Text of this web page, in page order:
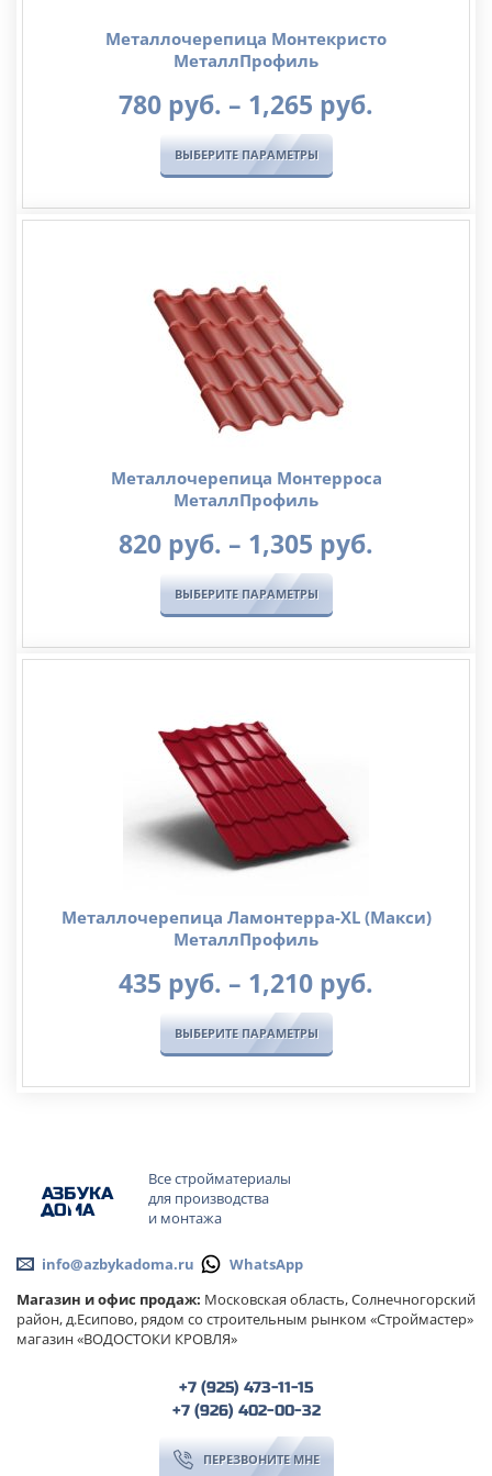
Металлочерепица Монтекристо
МеталлПрофиль
780 руб. – 1,265 руб.
–
ВЫБЕРИТЕ ПАРАМЕТРЫ
Металлочерепица Монтерроса
МеталлПрофиль
820 руб. – 1,305 руб.
–
ВЫБЕРИТЕ ПАРАМЕТРЫ
Металлочерепица Ламонтерра-XL (Макси)
МеталлПрофиль
435 руб. – 1,210 руб.
ВЫБЕРИТЕ ПАРАМЕТРЫ
ОМА
АЗБУКА
Все стройматериалы
для производства
и монтажа
info@azbykadoma.ru
WhatsApp
Магазин и офис продаж: Московская область, Солнечногорский
район, д.Есипово, рядом со строительным рынком «Строймастер»
магазин «ВОДОСТОКИ КРОВЛЯ»
+7 (925) 473-11-15
+7 (926) 402-00-32
ПЕРЕЗВОНИТЕ МНЕ